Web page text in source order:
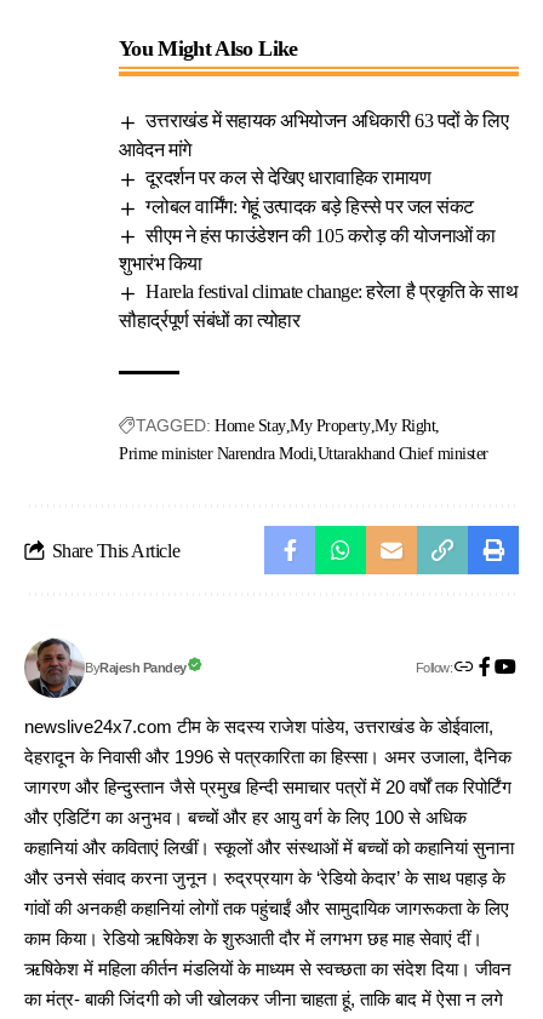
You Might Also Like
उत्तराखंड में सहायक अभियोजन अधिकारी 63 पदों के लिए
आवेदन मांगे
दूरदर्शन पर कल से देखिए धारावाहिक रामायण
ग्लोबल वार्मिंग: गेहूं उत्पादक बड़े हिस्से पर जल संकट
सीएम ने हंस फाउंडेशन की 105 करोड़ की योजनाओं का
शुभारंभ किया
Harela festival climate change: हरेला है प्रकृति के साथ
सौहार्द्रपूर्ण संबंधों का त्योहार
TAGGED: Home Stay My Property My Right
Prime minister Narendra Modi Uttarakhand Chief minister
Share This Article
ByRajesh Pandey Follow:
newslive24x7.com टीम के सदस्य राजेश पांडेय, उत्तराखंड के डोईवाला,
देहरादून के निवासी और 1996 से पत्रकारिता का हिस्सा। अमर उजाला, दैनिक
जागरण और हिन्दुस्तान जैसे प्रमुख हिन्दी समाचार पत्रों में 20 वर्षों तक रिपोर्टिंग
और एडिटिंग का अनुभव। बच्चों और हर आयु वर्ग के लिए 100 से अधिक
कहानियां और कविताएं लिखीं। स्कूलों और संस्थाओं में बच्चों को कहानियां सुनाना
और उनसे संवाद करना जुनून। रुद्रप्रयाग के ‘रेडियो केदार’ के साथ पहाड़ के
गांवों की अनकही कहानियां लोगों तक पहुंचाईं और सामुदायिक जागरूकता के लिए
काम किया। रेडियो ऋषिकेश के शुरुआती दौर में लगभग छह माह सेवाएं दीं।
ऋषिकेश में महिला कीर्तन मंडलियों के माध्यम से स्वच्छता का संदेश दिया। जीवन
का मंत्र- बाकी जिंदगी को जी खोलकर जीना चाहता हूं, ताकि बाद में ऐसा न लगे